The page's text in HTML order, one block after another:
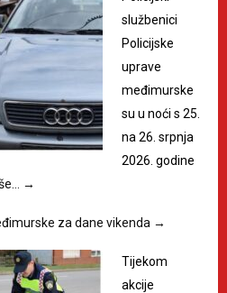
službenici
Policijske
uprave
međimurske
su u noći s 25.
na 26. srpnja
2026. godine
→
za dane vikenda →
Tijekom
akcije